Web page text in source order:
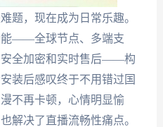
题，现在成为日常乐趣。
能——全球节点、多端支
安全加密和实时售后——构
装后感叹终于不用错过国
不再卡顿，心情明显愉
解决了直播流畅性痛点。